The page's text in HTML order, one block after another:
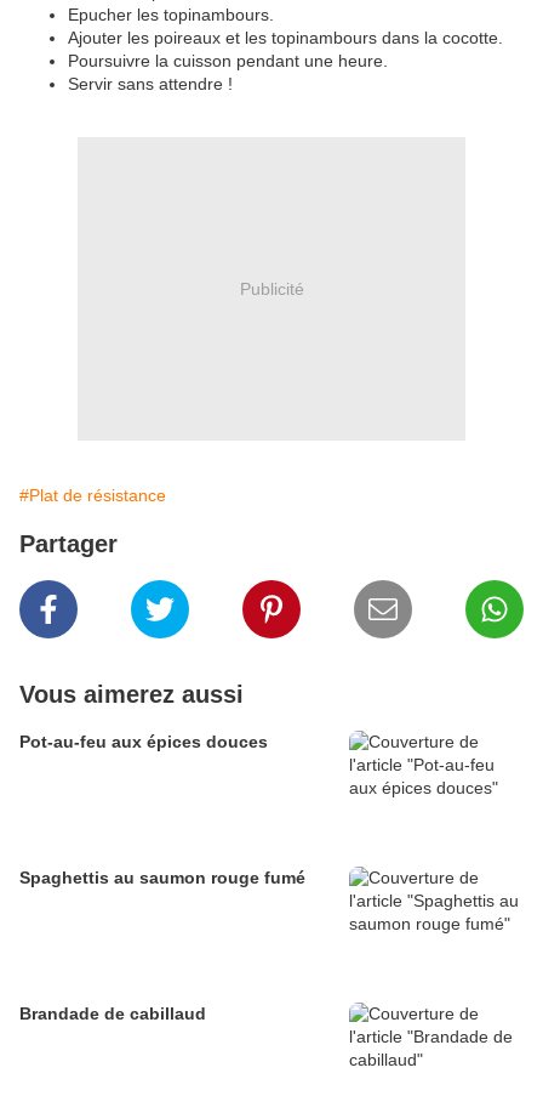
Epucher les topinambours.
Ajouter les poireaux et les topinambours dans la cocotte.
Poursuivre la cuisson pendant une heure.
Servir sans attendre !
Publicité
#Plat de résistance
Partager
Vous aimerez aussi
Pot-au-feu aux épices douces
Spaghettis au saumon rouge fumé
Brandade de cabillaud